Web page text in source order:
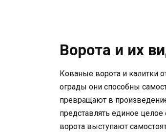
Ворота и их
Кованые ворота и калитки
ограды они способны
превращают в
представлять единое
ворота выступают